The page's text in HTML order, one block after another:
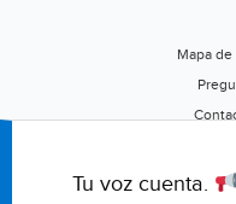
Mapa
Tu voz cuenta.